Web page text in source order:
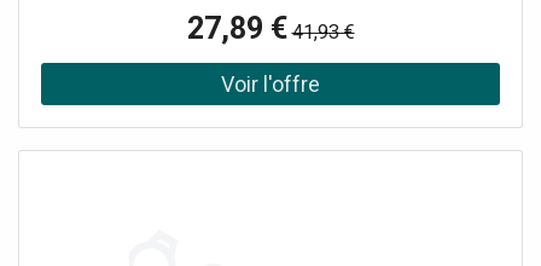
sauvegarde: Button Cell CR2032 • Dimensions de
l’emballage (longueur x largeur x hauteur): 110 x 136 x 32
mm GCY 42 Professional: Informations
complémentaires Points forts du produit Le module GCY
27,89 € 41,93 €